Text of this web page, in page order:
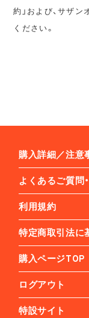
約」および、サザ
ください。
購入詳細／注意
よくあるご質問
利用規約
特定商取引法に
購入ページTOP
ログアウト
特設サイト